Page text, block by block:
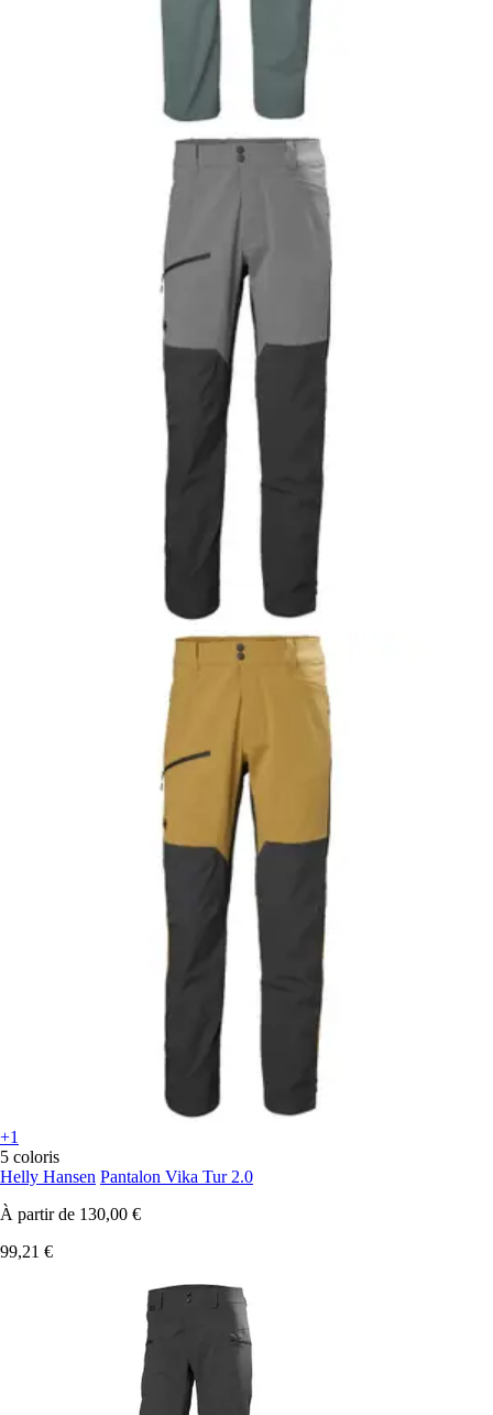
+1
5 coloris
Helly Hansen Pantalon Vika Tur 2.0
À partir de 130,00 €
99,21 €